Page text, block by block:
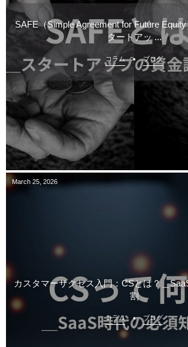
SAFE（Simple Agreement for Future
タートアッ ...
コラム ブログ
March 25 2026
カスタマーサクセス入門：CSとは？＿
割
コラム ブログ